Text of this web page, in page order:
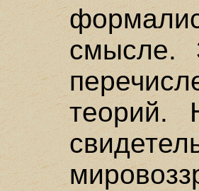
смысле.
теорий.